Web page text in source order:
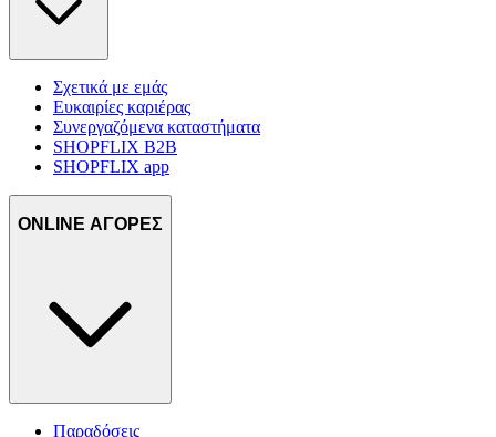
Σχετικά με εμάς
Ευκαιρίες καριέρας
Συνεργαζόμενα καταστήματα
SHOPFLIX B2B
SHOPFLIX app
ONLINE ΑΓΟΡΕΣ
Παραδόσεις